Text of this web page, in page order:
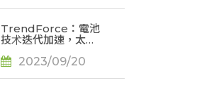
TrendForce：電池
技术迭代加速，太陽
湧現2023/09/20